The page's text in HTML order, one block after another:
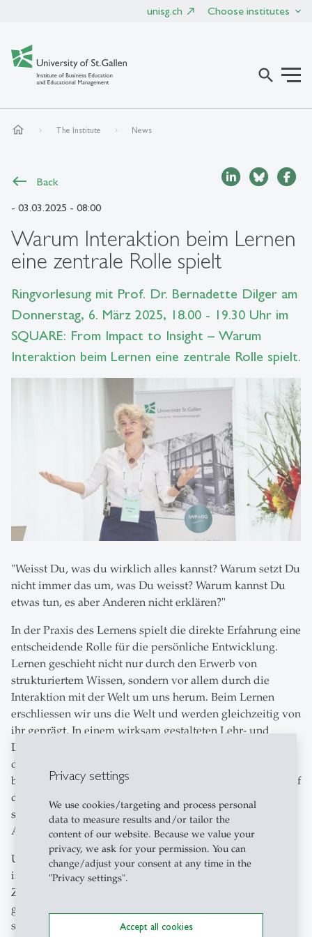
Privacy settings
We use cookies/targeting and process personal
data to measure results and/or tailor the
content of our website. Because we value your
privacy, we ask for your permission. You can
change/adjust your consent at any time in the
"Privacy settings".
Accept all cookies
unisg.ch Choose institutes
search
home The Institute News
Back
- 03.03.2025 - 08:00
Warum Interaktion beim Lernen
eine zentrale Rolle spielt
Ringvorlesung mit Prof. Dr. Bernadette Dilger am
Donnerstag, 6. März 2025, 18.00 - 19.30 Uhr im
SQUARE: From Impact to Insight – Warum
Interaktion beim Lernen eine zentrale Rolle spielt.
"Weisst Du, was du wirklich alles kannst? Warum setzt Du
nicht immer das um, was Du weisst? Warum kannst Du
etwas tun, es aber Anderen nicht erklären?"
In der Praxis des Lernens spielt die direkte Erfahrung eine
entscheidende Rolle für die persönliche Entwicklung.
Lernen geschieht nicht nur durch den Erwerb von
strukturiertem Wissen, sondern vor allem durch die
Interaktion mit der Welt um uns herum. Beim Lernen
erschliessen wir uns die Welt und werden gleichzeitig von
ihr geprägt. In einem wirksam gestalteten Lehr- und
Lernsetting ist es daher wichtig, die Interaktion zwischen
den Lernenden und ihrer Umwelt umfassend zu
berücksichtigen. Denn echtes Lernen entsteht nicht nur auf
der kognitiven Ebene durch Informationsverarbeitung,
sondern vor allem durch die dynamische
Auseinandersetzung mit der Umgebung.
Um träges Wissen zu vermeiden und das Potenzial von
implizitem Wissen zu nutzen, ist es notwendig, den
Zusammenhang von Wissenserwerb und -ausdruck
genauer zu betrachten. Dabei spielt das Konzept des
situierten Wissens eine zentrale Rolle, da es die